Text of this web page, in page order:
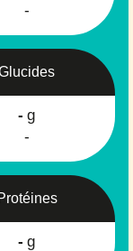
-
- g
-
- g